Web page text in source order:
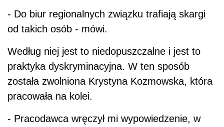
- Do biur regionalnych związku trafiają skargi
od takich osób - mówi.
Według niej jest to niedopuszczalne i jest to
praktyka dyskryminacyjna. W ten sposób
została zwolniona Krystyna Kozmowska, która
pracowała na kolei.
- Pracodawca wręczył mi wypowiedzenie, w